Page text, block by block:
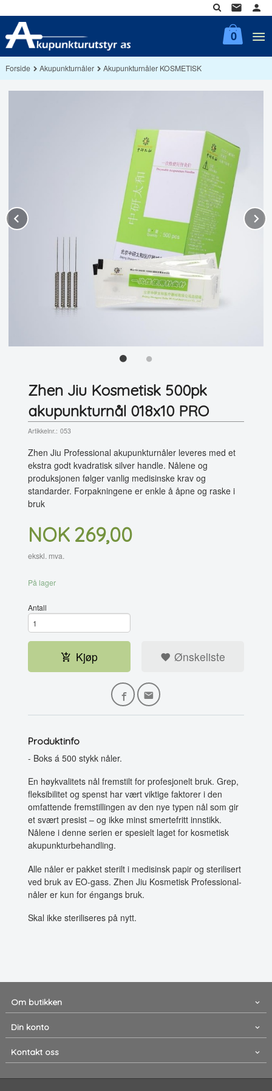
til
innholdet
0
Forside Akupunkturnåler Akupunkturnåler KOSMETISK
Prev
Zhen Jiu Kosmetisk 500pk
akupunkturnål 018x10 PRO
Artikkelnr.: 053
Zhen Jiu Professional akupunkturnåler leveres med et
ekstra godt kvadratisk silver handle. Nålene og
produksjonen følger vanlig medisinske krav og
standarder. Forpakningene er enkle å åpne og raske i
bruk
Pris
NOK 269,00
ekskl. mva.
På lager
Antall
Kjøp Ønskeliste
Produktinfo
- Boks á 500 stykk nåler.
En høykvalitets nål fremstilt for profesjonelt bruk. Grep,
fleksibilitet og spenst har vært viktige faktorer i den
omfattende fremstillingen av den nye typen nål som gir
et svært presist – og ikke minst smertefritt innstikk.
Nålene i denne serien er spesielt laget for kosmetisk
akupunkturbehandling.
Alle nåler er pakket sterilt i medisinsk papir og sterilisert
ved bruk av EO-gass. Zhen Jiu Kosmetisk Professional-
nåler er kun for éngangs bruk.
Skal ikke steriliseres på nytt.
Om butikken
Din konto
Kontakt oss